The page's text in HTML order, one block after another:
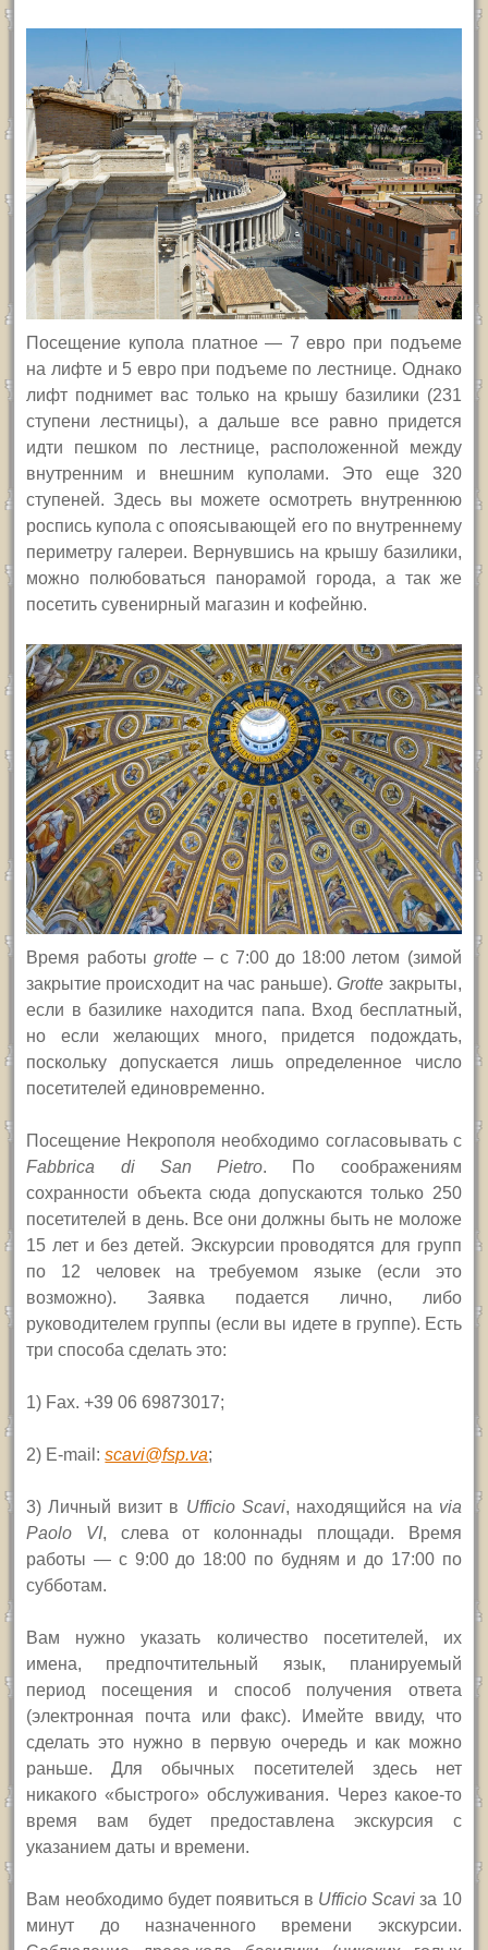
Посещение купола платное — 7 евро при подъеме
на лифте и 5 евро при подъеме по лестнице. Однако
лифт поднимет вас только на крышу базилики (231
ступени лестницы), а дальше все равно придется
идти пешком по лестнице, расположенной между
внутренним и внешним куполами. Это еще 320
ступеней. Здесь вы можете осмотреть внутреннюю
роспись купола с опоясывающей его по внутреннему
периметру галереи. Вернувшись на крышу базилики,
можно полюбоваться панорамой города, а так же
посетить сувенирный магазин и кофейню.
Время работы grotte– с 7:00 до 18:00 летом (зимой
закрытие происходит на час раньше). Grotte закрыты,
если в базилике находится папа. Вход бесплатный,
но если желающих много, придется подождать,
поскольку допускается лишь определенное число
посетителей единовременно.
Посещение Некрополя необходимо согласовывать с
Fabbrica di San Pietro. По соображениям
сохранности объекта сюда допускаются только 250
посетителей в день. Все они должны быть не моложе
15 лет и без детей. Экскурсии проводятся для групп
по 12 человек на требуемом языке (если это
возможно). Заявка подается лично, либо
руководителем группы (если вы идете в группе). Есть
три способа сделать это:
1) Fax.+39 06 69873017;
2) E-mail:scavi@fsp.va;
3) Личный визит в Ufficio Scavi, находящийся на via
Paolo VI, слева от колоннады площади. Время
работы — с 9:00 до 18:00 по будням и до 17:00 по
субботам.
Вам нужно указать количество посетителей, их
имена, предпочтительный язык, планируемый
период посещения и способ получения ответа
(электронная почта или факс). Имейте ввиду, что
сделать это нужно в первую очередь и как можно
раньше. Для обычных посетителей здесь нет
никакого «быстрого» обслуживания. Через какое-то
время вам будет предоставлена экскурсия с
указанием даты и времени.
Вам необходимо будет появиться в Ufficio Scaviза 10
минут до назначенного времени экскурсии.